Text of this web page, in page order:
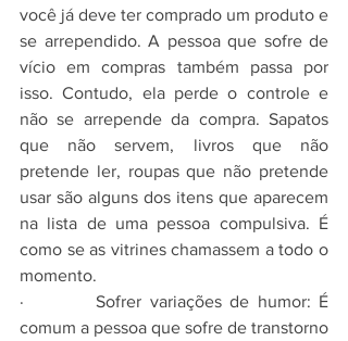
você já deve ter comprado um produto e
se arrependido. A pessoa que sofre de
vício em compras também passa por
isso. Contudo, ela perde o controle e
não se arrepende da compra. Sapatos
que não servem, livros que não
pretende ler, roupas que não pretende
usar são alguns dos itens que aparecem
na lista de uma pessoa compulsiva. É
como se as vitrines chamassem a todo o
momento.
·         Sofrer variações de humor: É
comum a pessoa que sofre de transtorno